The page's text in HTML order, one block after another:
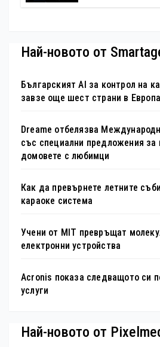
Най-новото от
Българският AI за контрол на
завзе още шест страни в Европа
Dreame отбелязва
със специални предложения за
домовете с любимци
Как да превърнете летните
караоке система
Учени от MIT превръщат
електронни устройства
Acronis показа следващото си
услуги
Най-новото от